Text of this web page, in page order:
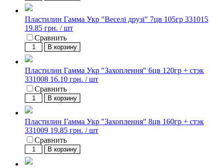
Пластилин Гамма Укр "Веселі друзі" 7цв 105гр 331015
19.85 грн. / шт
Сравнить
В корзину
Пластилин Гамма Укр "Захоплення" 6цв 120гр + стэк
331008 16.10 грн. / шт
Сравнить
В корзину
Пластилин Гамма Укр "Захоплення" 8цв 160гр + стэк
331009 19.85 грн. / шт
Сравнить
В корзину